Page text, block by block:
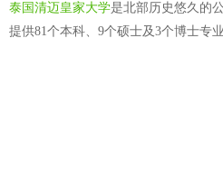
泰国清迈皇家大学是北部历史悠久的
提供81个本科、9个硕士及3个博士专